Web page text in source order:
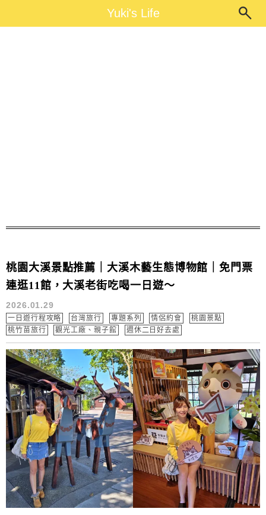
Yuki's LifeYuki's Life
桃園大溪景點推薦｜大溪木藝生態博物館｜免門票
連逛11館，大溪老街吃喝一日遊～
2026.01.29
一日遊行程攻略 台灣旅行 專題系列 情侶約會
桃園景點
桃竹苗旅行
觀光工廠、親子館 週休二日好去處